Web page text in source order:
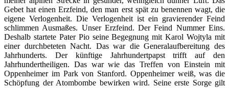
Gebet hat einen Erzfeind, den man erst spät zu benennen wagt, die
eigene Verlogenheit. Die Verlogenheit ist ein gravierender Feind
schlimmen Ausmaßes. Unser Erzfeind. Der Feind Nummer Eins.
Deshalb startete Pater Pio seine Begegnung mit Karol Wojtyla mit
einer durchbeteten Nacht. Das war die Generalaufbereitung des
Jahrhunderts. Der künftige Jahrhundertpapst trifft auf den
Jahrhundertheiligen. Das war wie das Treffen von Einstein mit
Oppenheimer im Park von Stanford. Oppenheimer weiß, was die
Schöpfung der Atombombe bewirken wird. Seine erste Sorge gilt